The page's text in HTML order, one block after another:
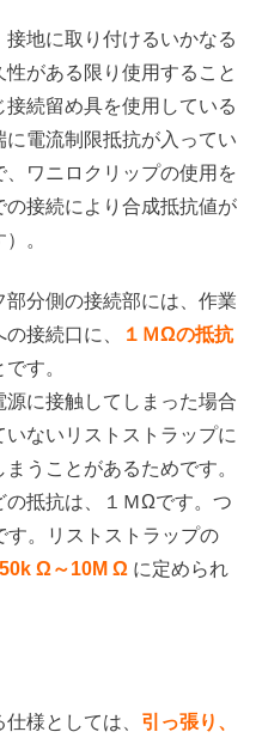
地に取り付けるいかなる
がある限り使用すること
続留め具を使用している
電流制限抵抗が入ってい
ワニロクリップの使用を
接続により合成抵抗値が
。
分側の接続部には、作業
接続口に、
１ＭΩの抵抗
す。
に接触してしまった場合
ないリストストラップに
まうことがあるためです。
の抵抗は、１ＭΩです。つ
す。リストストラップの
Ω～10M Ω に定められ
様としては、 引っ張り、